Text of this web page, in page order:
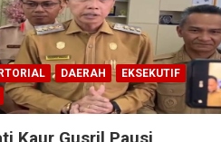
DAERAH
EKSEKUTIF